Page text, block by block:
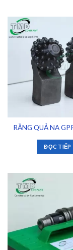
RĂNG QUẢ NA
ĐỌC TIẾP